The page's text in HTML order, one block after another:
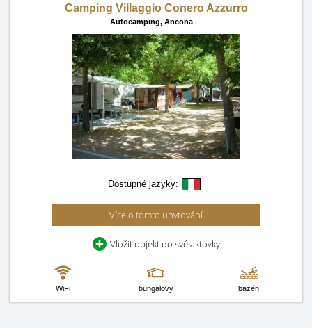
Camping Villaggio Conero Azzurro
Autocamping, Ancona
Dostupné jazyky:
Více o tomto ubytování
Vložit objekt do své aktovky
WiFi bungalovy bazén